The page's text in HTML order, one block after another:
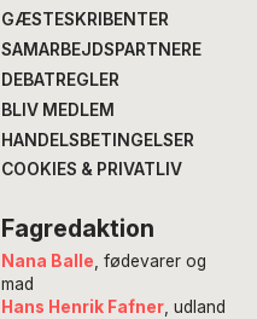
GÆSTESKRIBENTER
SAMARBEJDSPARTNERE
DEBATREGLER
BLIV MEDLEM
HANDELSBETINGELSER
COOKIES & PRIVATLIV
Fagredaktion
Nana Balle , fødevarer og
mad
Hans Henrik Fafner, udland